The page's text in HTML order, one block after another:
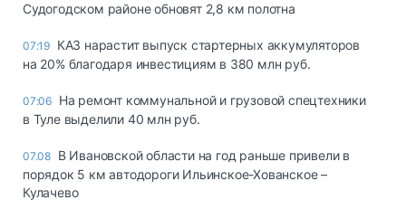
Судогодском районе обновят 2,8 км полотна
07:19 КАЗ нарастит выпуск стартерных аккумуляторов
на 20% благодаря инвестициям в 380 млн руб.
07:06 На ремонт коммунальной и грузовой спецтехники
в Туле выделили 40 млн руб.
07.08 В Ивановской области на год раньше привели в
порядок 5 км автодороги Ильинское-Хованское –
Кулачево